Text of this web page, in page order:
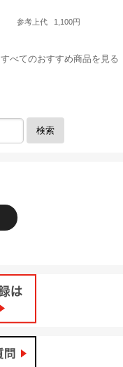
参考上代
1,100円
すべてのおすすめ商品を見る
検索